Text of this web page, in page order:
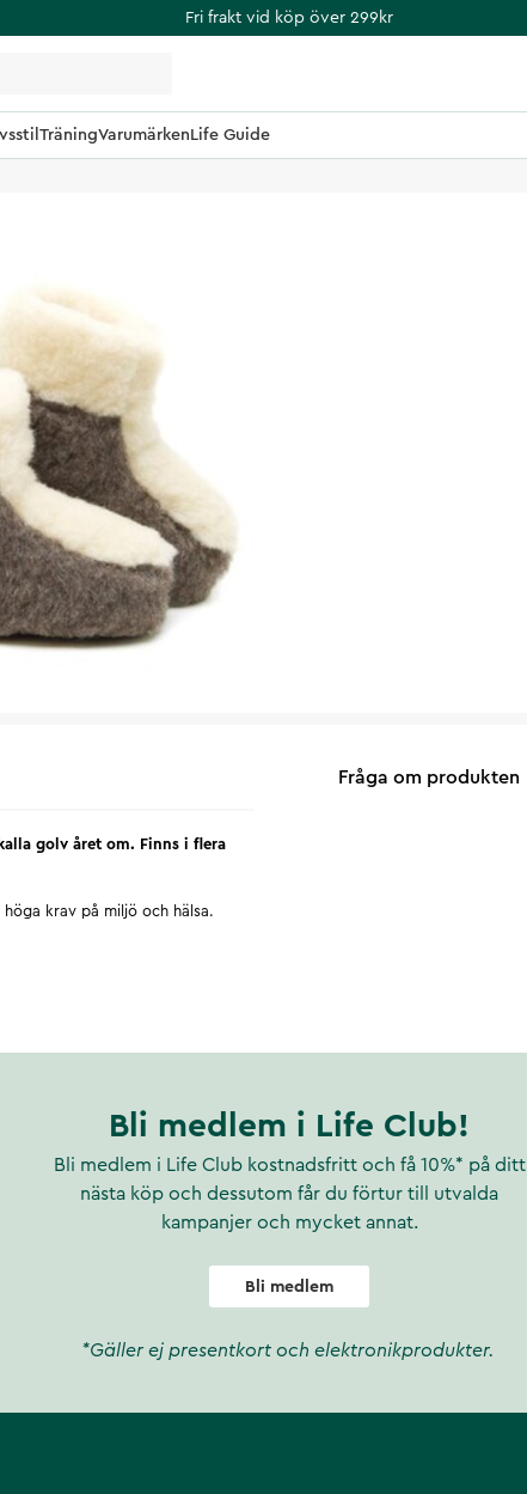
Fri frakt vid köp över 299kr
TräningVarumärkenLife Guide
golv året om. Finns i flera
krav på miljö och hälsa.
Fråga om produkten
Bli medlem i Life Club!
Bli medlem i Life Club kostnadsfritt och få 10%* på ditt
nästa köp och dessutom får du förtur till utvalda
kampanjer och mycket annat.
Bli medlem
*Gäller ej presentkort och elektronikprodukter.